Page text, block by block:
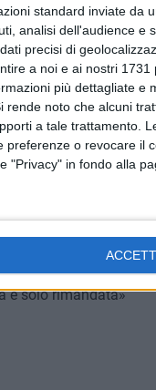
standard inviate da
analisi dell'audience e
precisi di
a noi e ai nostri
più dettagliate e
rende noto che alcuni
a tale trattamento.
o revocare il
"Privacy" in fondo alla
pertanto gli
partire. Non
quali siano le
il nostro
di agevolare le
giovani atleti
del nostro
il nostro modello
soffrono la
tenere ancora a
come sarà
è solo rimandata»